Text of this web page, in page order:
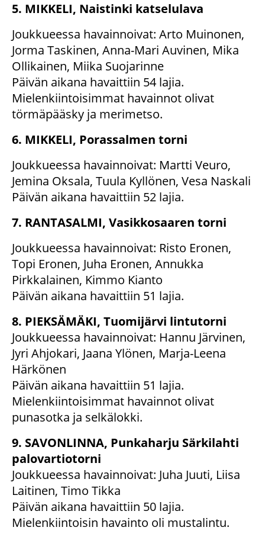
5. MIKKELI, Naistinki katselulava
Joukkueessa havainnoivat: Arto Muinonen,
Jorma Taskinen, Anna-Mari Auvinen, Mika
Ollikainen, Miika Suojarinne
Päivän aikana havaittiin 54 lajia.
Mielenkiintoisimmat havainnot olivat
törmäpääsky ja merimetso.
6. MIKKELI, Porassalmen torni
Joukkueessa havainnoivat: Martti Veuro,
Jemina Oksala, Tuula Kyllönen, Vesa Naskali
Päivän aikana havaittiin 52 lajia.
7. RANTASALMI, Vasikkosaaren torni
Joukkueessa havainnoivat: Risto Eronen,
Topi Eronen, Juha Eronen, Annukka
Pirkkalainen, Kimmo Kianto
Päivän aikana havaittiin 51 lajia.
8. PIEKSÄMÄKI, Tuomijärvi lintutorni
Joukkueessa havainnoivat: Hannu Järvinen,
Jyri Ahjokari, Jaana Ylönen, Marja-Leena
Härkönen
Päivän aikana havaittiin 51 lajia.
Mielenkiintoisimmat havainnot olivat
punasotka ja selkälokki.
9. SAVONLINNA, Punkaharju Särkilahti
palovartiotorni
Joukkueessa havainnoivat: Juha Juuti, Liisa
Laitinen, Timo Tikka
Päivän aikana havaittiin 50 lajia.
Mielenkiintoisin havainto oli mustalintu.